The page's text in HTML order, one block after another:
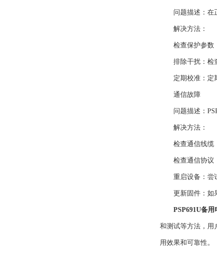
问题描述：在正
解决方法：
检查保护参数：
排除干扰：检查
定期校准：定期
通信故障
问题描述：
解决方法：
检查通信线缆：
检查通信协议：
重启设备：尝试
更新固件：如果
PSP691U备
和测试等方法，用
用效果和可靠性。